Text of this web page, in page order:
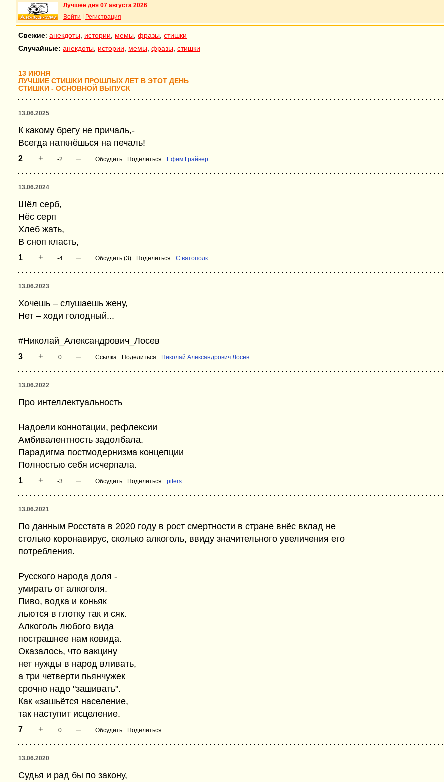
Лучшее дня 07 августа 2026
Войти
Регистрация
Свежие: анекдоты истории мемы фразы стишки
Случайные: анекдоты истории мемы фразы стишки
13 ИЮНЯ
ЛУЧШИЕ СТИШКИ ПРОШЛЫХ ЛЕТ В ЭТОТ ДЕНЬ
СТИШКИ - ОСНОВНОЙ ВЫПУСК
13.06.2025
К какому брегу не причаль,-
Всегда наткнёшься на печаль!
2 + -2 – Обсудить Поделиться Ефим Грайвер
13.06.2024
Шёл серб,
Нёс серп
Хлеб жать,
В сноп класть,
1 + -4 – Обсудить (3) Поделиться С вятополк
13.06.2023
Хочешь – слушаешь жену,
Нет – ходи голодный...
#Николай_Александрович_Лосев
3 + 0 – Ссылка Поделиться Николай Александрович Лосев
13.06.2022
Про интеллектуальность
Надоели коннотации, рефлексии
Амбивалентность задолбала.
Парадигма постмодернизма концепции
Полностью себя исчерпала.
1 + -3 – Обсудить Поделиться piters
13.06.2021
По данным Росстата в 2020 году в рост смертности в стране внёс вклад не
столько коронавирус, сколько алкоголь, ввиду значительного увеличения его
потребления.
Русского народа доля -
умирать от алкоголя.
Пиво, водка и коньяк
льются в глотку так и сяк.
Алкоголь любого вида
пострашнее нам ковида.
Оказалось, что вакцину
нет нужды в народ вливать,
а три четверти пьянчужек
срочно надо "зашивать".
Как «зашьётся население,
так наступит исцеление.
7 + 0 – Обсудить Поделиться
13.06.2020
Судья и рад бы по закону,